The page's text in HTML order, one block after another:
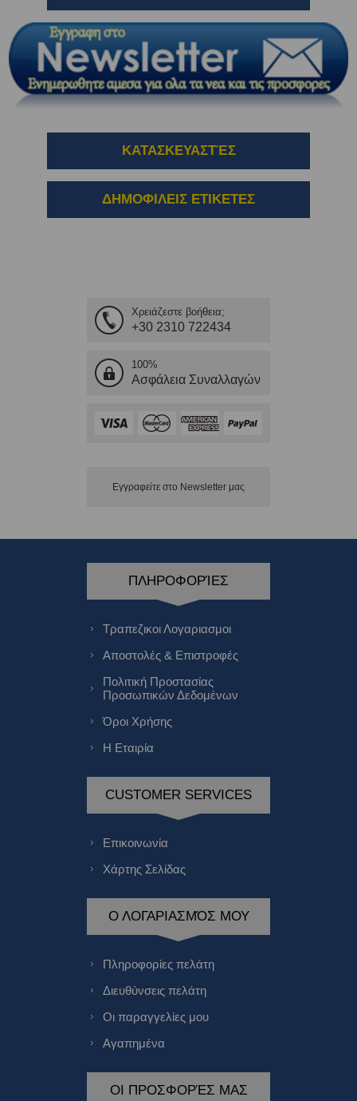
ΚΑΤΑΣΚΕΥΑΣΤΈΣ
ΔΗΜΟΦΙΛΕΙΣ ΕΤΙΚΕΤΕΣ
Χρειάζεστε βοήθεια;
+30 2310 722434
100%
Ασφάλεια Συναλλαγών
Εγγραφείτε στο Νewsletter μας
ΠΛΗΡΟΦΟΡΊΕΣ
Τραπεζικοι Λογαριασμοι
Αποστολές & Επιστροφές
Πολιτική Προστασίας
Προσωπικών Δεδομένων
Όροι Χρήσης
Η Εταιρία
CUSTOMER SERVICES
Επικοινωνία
Χάρτης Σελίδας
Ο ΛΟΓΑΡΙΑΣΜΌΣ ΜΟΥ
Πληροφορίες πελάτη
Διευθύνσεις πελάτη
Οι παραγγελίες μου
Αγαπημένα
ΟΙ ΠΡΟΣΦΟΡΈΣ ΜΑΣ